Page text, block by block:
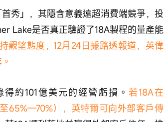
秀」，其隱含意義遠超消費端競爭，投
Lake是否真正驗證了18A製程的量產能
觀望態度，12月24日據路透報道，英偉
約101億美元的經營虧損。 若18A在
65%—70%），英特爾可向外部客戶傳